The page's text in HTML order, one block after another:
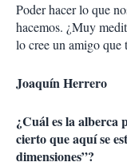
Poder hacer lo que
hacemos. ¿Muy
lo cree un amigo que
Joaquín Herrero
¿Cuál es la alberca
cierto que aquí se
dimensiones”?